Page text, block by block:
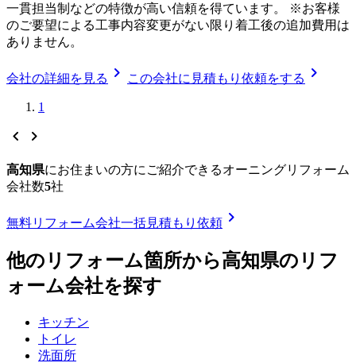
一貫担当制などの特徴が高い信頼を得ています。 ※お客様
のご要望による工事内容変更がない限り着工後の追加費用は
ありません。
会社の詳細を見る chevron_right この会社に見積もり依頼をする chevron_right
1
chevron_left chevron_right
高知県にお住まいの方にご紹介できるオーニングリフォーム
会社数5社
無料リフォーム会社一括見積もり依頼 chevron_right
他のリフォーム箇所から高知県のリフ
ォーム会社を探す
キッチン
トイレ
洗面所